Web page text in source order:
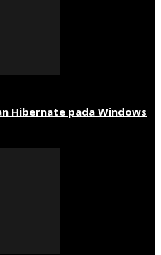
Hibernate pada Windows